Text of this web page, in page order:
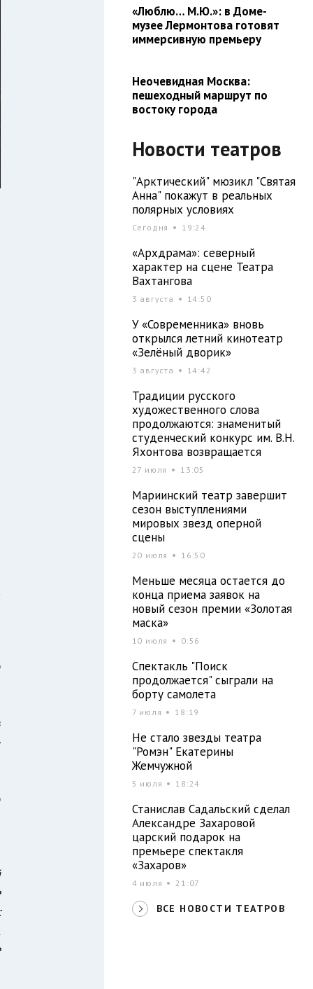
«Люблю… М.Ю.»: в Доме-
музее Лермонтова готовят
иммерсивную премьеру
Неочевидная Москва:
пешеходный маршрут по
востоку города
Новости театров
"Арктический" мюзикл "Святая
Анна" покажут в реальных
полярных условиях
Сегодня 19:24
«Архдрама»: северный
характер на сцене Театра
Вахтангова
3 августа 14:50
У «Современника» вновь
открылся летний кинотеатр
«Зелёный дворик»
3 августа 14:42
Традиции русского
художественного слова
продолжаются: знаменитый
студенческий конкурс им. В.Н.
Яхонтова возвращается
27 июля 13:05
Мариинский театр завершит
сезон выступлениями
мировых звезд оперной
сцены
20 июля 16:50
Меньше месяца остается до
конца приема заявок на
новый сезон премии «Золотая
маска»
10 июля 0:56
Спектакль "Поиск
продолжается" сыграли на
борту самолета
7 июля 18:19
Не стало звезды театра
"Ромэн" Екатерины
Жемчужной
5 июля 18:24
Станислав Садальский сделал
Александре Захаровой
царский подарок на
премьере спектакля
«Захаров»
4 июля 21:07
ВСЕ НОВОСТИ ТЕАТРОВ